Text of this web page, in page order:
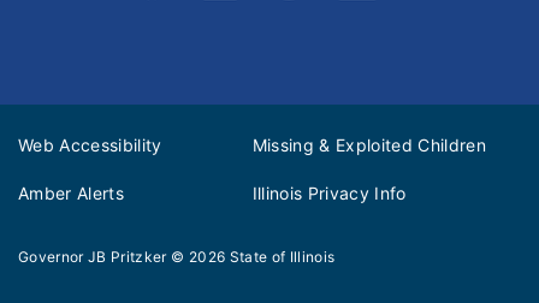
Web Accessibility Missing & Exploited Children
Amber Alerts Illinois Privacy Info
Governor JB Pritzker © 2026 State of Illinois